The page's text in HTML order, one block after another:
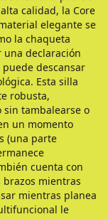
calidad, la Core
elegante se
la chaqueta
una declaración
descansar
Esta silla
robusta,
sin tambalearse o
un momento
(una parte
cuenta con
brazos mientras
mientras planea
le